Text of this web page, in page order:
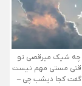
چه شیک میرقصی تو
مستی مهم نیست
گفت کجا دیشب چی –